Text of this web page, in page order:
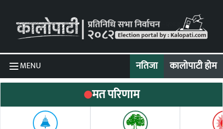
MENU नतिजा कालोपाटी होम
मत परिणाम